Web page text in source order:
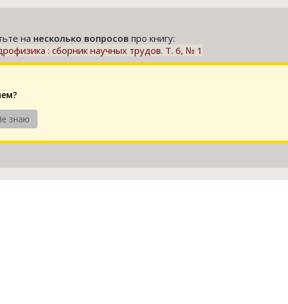
на несколько вопросов про книгу:
: сборник научных трудов. Т. 6, № 1
знаю